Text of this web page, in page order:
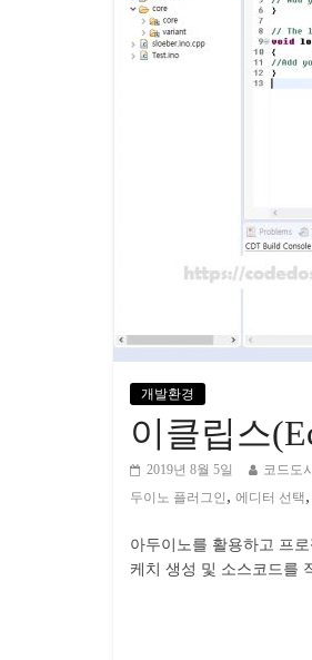
개발환경
이클립스
2019년 8월 5일 코드도
두이노 플러그인 , 에디터 선택 ,
아두이노를 활용하고 프
케치 생성 및 소스코드를